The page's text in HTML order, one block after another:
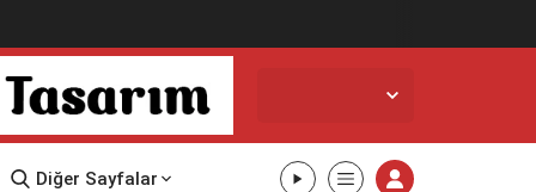
Diğer Sayfalar